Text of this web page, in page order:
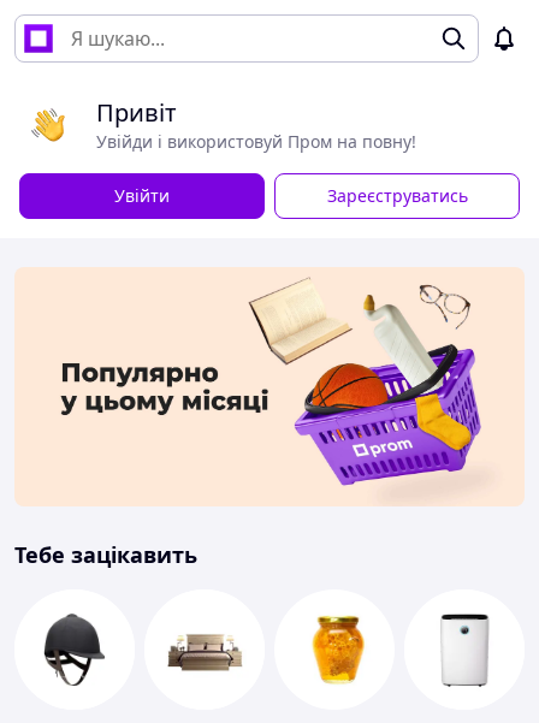
Привіт
Увійди і використовуй Пром на повну!
Увійти Зареєструватись
Тебе зацікавить